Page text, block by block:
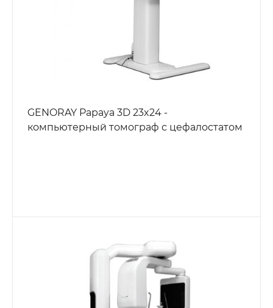
GENORAY Papaya 3D 23x24 -
компьютерный томограф с цефалостатом